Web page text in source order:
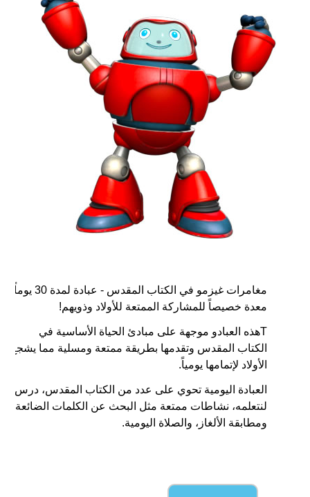
مغامرات غيزمو في الكتاب المقدس - عبادة لمدة 30 يوماً
معدة خصيصاً للمشاركة الممتعة للأولاد وذويهم!
Tهذه العبادو موجهة على مبادئ الحياة الأساسية في
الكتاب المقدس وتقدمها بطريقة ممتعة ومسلية مما يشجع
الأولاد لإتمامها يومياً.
العبادة اليومية تحوي على عدد من الكتاب المقدس، درس
لنتعلمه، نشاطات ممتعة مثل البحث عن الكلمات الضائعة
ومطابقة الألغاز، والصلاة اليومية.